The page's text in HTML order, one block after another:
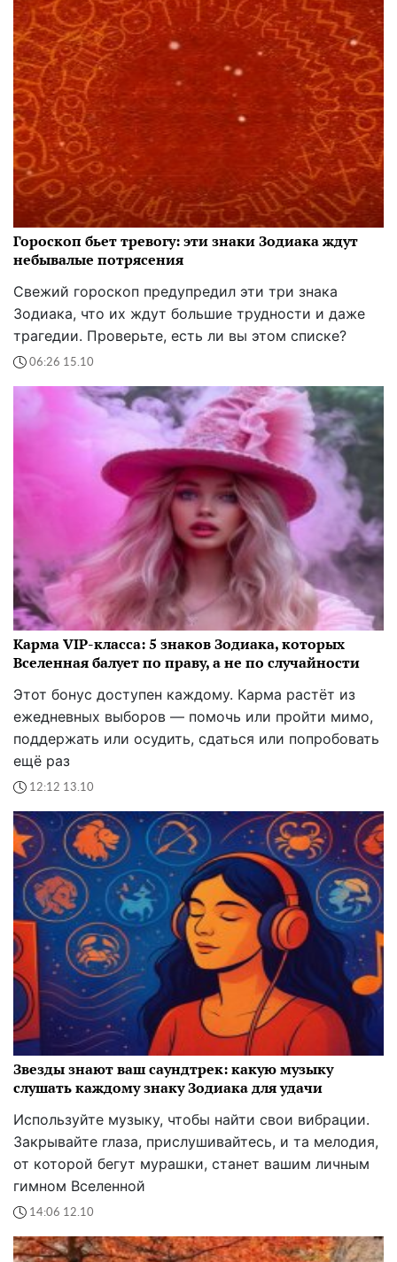
Гороскоп бьет тревогу: эти знаки Зодиака ждут
небывалые потрясения
Свежий гороскоп предупредил эти три знака
Зодиака, что их ждут большие трудности и даже
трагедии. Проверьте, есть ли вы этом списке?
06:26 15.10
Карма VIP-класса: 5 знаков Зодиака, которых
Вселенная балует по праву, а не по случайности
Этот бонус доступен каждому. Карма растёт из
ежедневных выборов — помочь или пройти мимо,
поддержать или осудить, сдаться или попробовать
ещё раз
12:12 13.10
Звезды знают ваш саундтрек: какую музыку
слушать каждому знаку Зодиака для удачи
Используйте музыку, чтобы найти свои вибрации.
Закрывайте глаза, прислушивайтесь, и та мелодия,
от которой бегут мурашки, станет вашим личным
гимном Вселенной
14:06 12.10